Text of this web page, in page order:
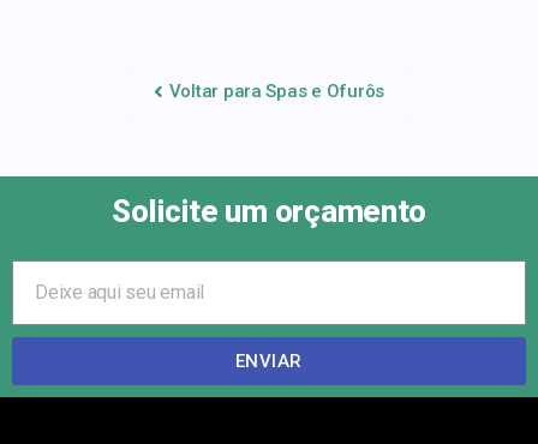
Voltar para Spas e Ofurôs
Solicite um orçamento
ENVIAR